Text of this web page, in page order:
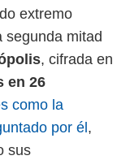
extremo
segunda mitad
, cifrada en
en 26
como la
por él ,
sus